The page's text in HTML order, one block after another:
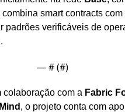
smart contracts
padrões verificáveis de
— # (#)
colaboração com a Fabric
, o projeto conta com